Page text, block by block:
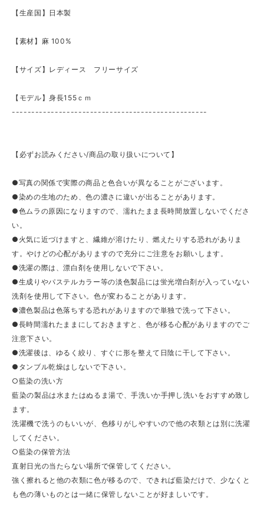
【生産国】日本製
【素材】麻 100%
【サイズ】レディース フリーサイズ
【モデル】身長155ｃｍ
--------------------------------------------------
【必ずお読みください/商品の取り扱いについて】
●写真の関係で実際の商品と色合いが異なることがございます。
●染めの生地のため、色の濃さに違いが出ることがあります。
●色ムラの原因になりますので、濡れたまま長時間放置しないでくださ
い。
●火気に近づけますと、繊維が溶けたり、燃えたりする恐れがありま
す。やけどの心配がありますので充分にご注意をお願いします。
●洗濯の際は、漂白剤を使用しないで下さい。
●生成りやパステルカラー等の淡色製品には蛍光増白剤が入っていない
洗剤を使用して下さい。色が変わることがあります。
●濃色製品は色落ちする恐れがありますので単独で洗って下さい。
●長時間濡れたままにしておきますと、色が移る心配がありますのでご
注意下さい。
●洗濯後は、ゆるく絞り、すぐに形を整えて日陰に干して下さい。
●タンブル乾燥はしないで下さい。
○藍染の洗い方
藍染の製品は水またはぬるま湯で、手洗いか手押し洗いをおすすめ致し
ます。
洗濯機で洗うのもいいが、色移りがしやすいので他の衣類とは別に洗濯
してください。
○藍染の保管方法
直射日光の当たらない場所で保管してください。
強く擦れると他の衣類に色が移るので、できれば藍染だけで、少なくと
も色の薄いものとは一緒に保管しないことが好ましいです。